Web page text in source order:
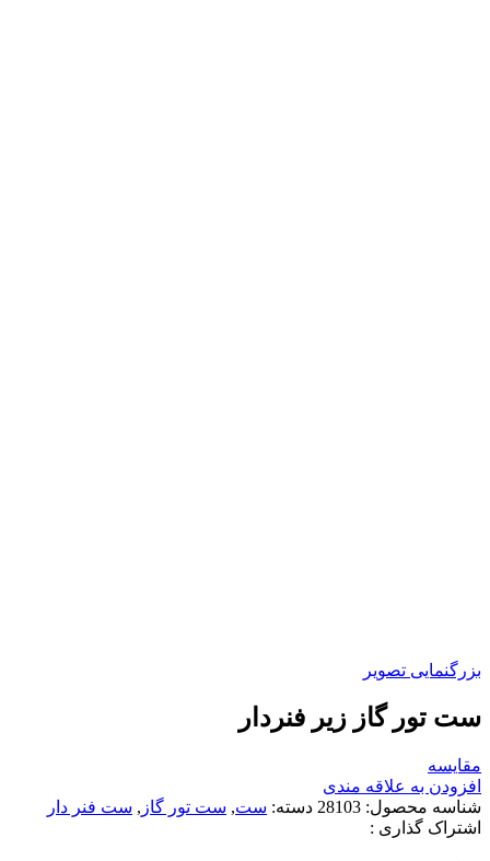
بزرگنمایی تصویر
ست تور گاز زیر فنردار
مقایسه
افزودن به علاقه مندی
شناسه محصول: 28103 دسته: ست, ست تور گاز , ست فنر دار
اشتراک گذاری :